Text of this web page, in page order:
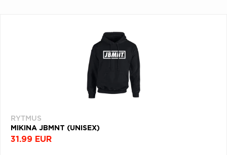
RYTMUS
MIKINA JBMNT (UNISEX)
31.99 EUR